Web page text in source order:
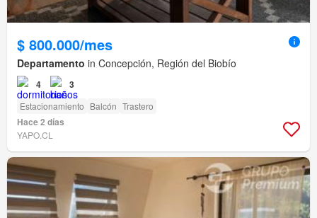
$ 800.000/mes
Departamento in Concepción, Región del Biobío
4 3
Estacionamiento Balcón Trastero
Hace 2 días
YAPO.CL